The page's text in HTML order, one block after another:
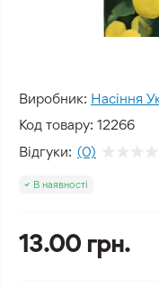
Виробник: Насіння
Код товару: 12266
Відгуки: (0)
В наявності
13.00 грн.